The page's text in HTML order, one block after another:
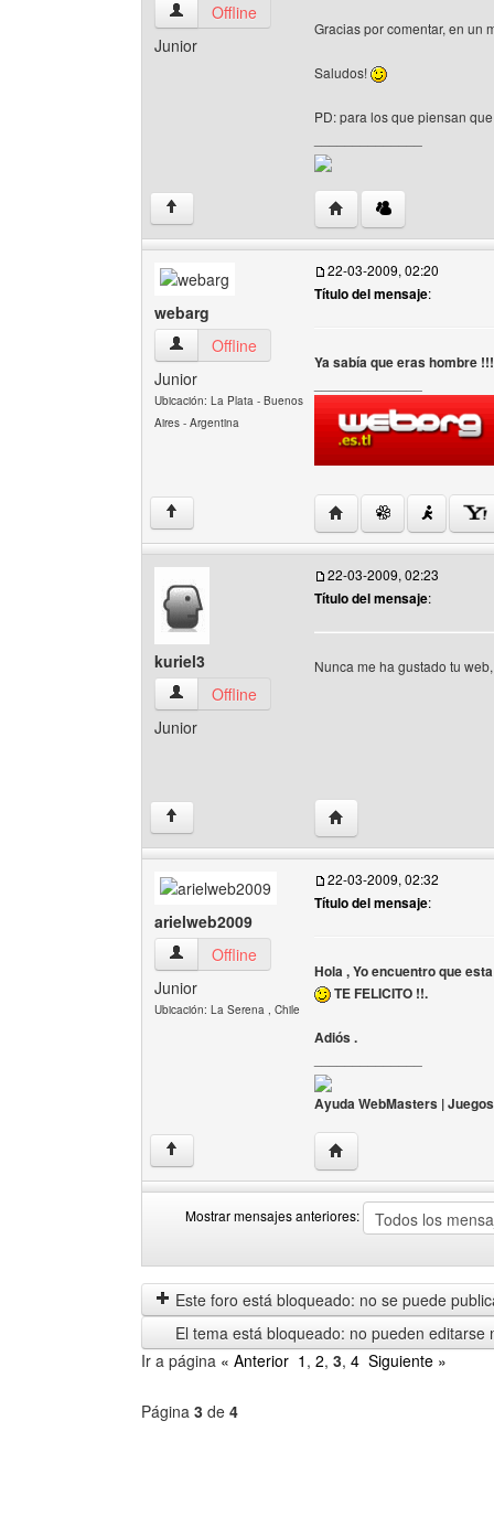
lawebperfecta Ver perfil del usuario
Offline
Junior
Gracias por comentar, en un
Saludos!
PD: para los que piensan
↑ Visitar sitio web del
webarg
webarg Ver perfil del usuario
Offline
Junior
Ubicación: La Plata - Buenos
Aires - Argentina
22-03-2009, 02:20
Título del mensaje:
Ya sabía que eras hombre
↑ Visitar sitio web del
kuriel3
kuriel3 Ver perfil del usuario
Offline
Junior
22-03-2009, 02:23
Título del mensaje:
Nunca me ha gustado tu
↑ Visitar sitio web del
arielweb2009
arielweb2009 Ver perfil del usuario
Offline
Junior
Ubicación: La Serena , Chile
22-03-2009, 02:32
Título del mensaje:
Hola , Yo encuentro que
TE FELICITO !!.
Adiós .
Ayuda WebMasters |
↑ Visitar sitio web del
Mostrar mensajes anteriores:
mensajes
anteriores
by
Este foro está bloqueado: no se puede
El tema está bloqueado: no pueden editarse
Ir a página « Anterior 1 , 2, 3, 4 Siguiente »
Página 3 de 4